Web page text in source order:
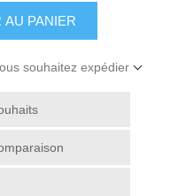
souhaitez expédier